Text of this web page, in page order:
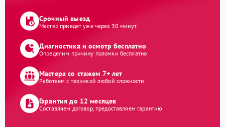
Срочный выезд
Мастер приедет уже через 30 минут
Диагностика и осмотр бесплатно
Определим причину поломки бесплатно
Мастера со стажем 7+ лет
Работаем с техникой любой сложности
Гарантия до 12 месяцев
Составляем договор, предоставляем гарантию